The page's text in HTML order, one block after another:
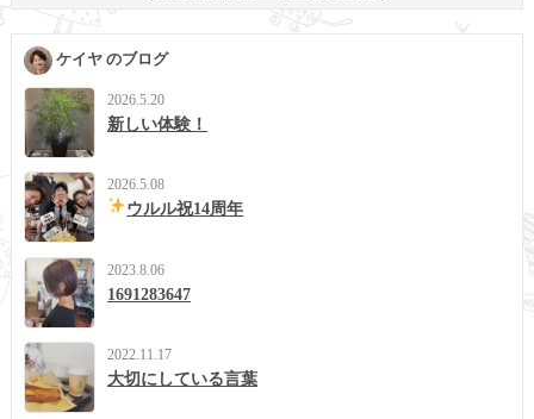
ケイヤ のブログ
2026.5.20
新しい体験！
2026.5.08
ウルル祝14周年
2023.8.06
1691283647
2022.11.17
大切にしている言葉